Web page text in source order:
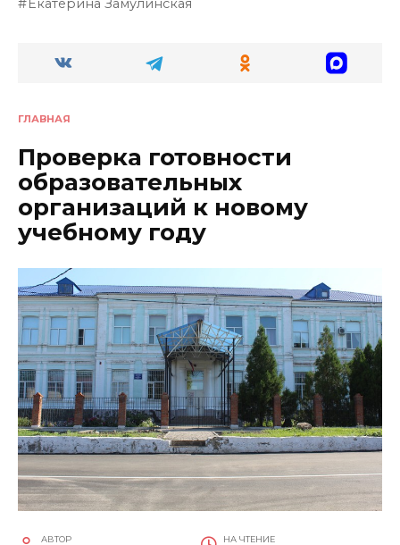
Екатерина Замулинская
ГЛАВНАЯ
Проверка готовности
образовательных
организаций к новому
учебному году
АВТОР НА ЧТЕНИЕ